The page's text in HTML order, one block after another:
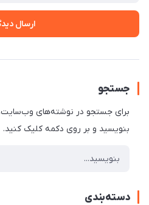
ارسال
جستجو
برای جستجو در نوشته‌های
بنویسید و بر روی دکمه کلیک کنید.
دسته‌بندی